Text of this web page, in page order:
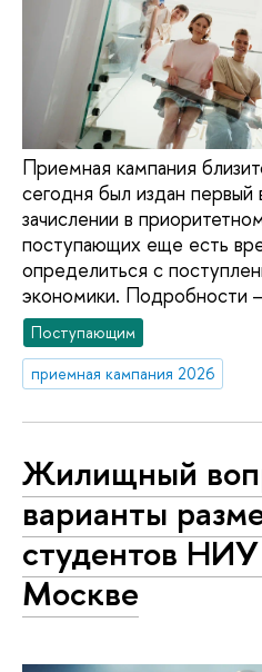
Приемная кампания
сегодня был издан первый
зачислении в
поступающих еще есть
определиться с
экономики. Подробности
Поступающим
приемная кампания 2026
Жилищный
варианты
студентов
Москве